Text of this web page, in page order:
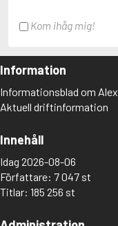
Kom ihåg mig!
Information
Informationsblad om Alex
Aktuell driftinformation
Innehåll
Idag 2026-08-06
Författare: 7 047 st
Titlar: 185 256 st